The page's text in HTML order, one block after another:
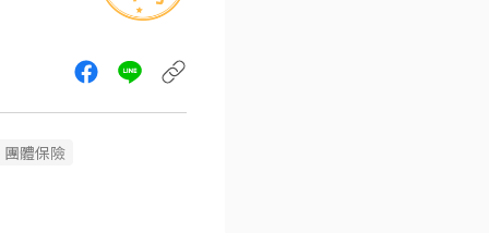
團體保險